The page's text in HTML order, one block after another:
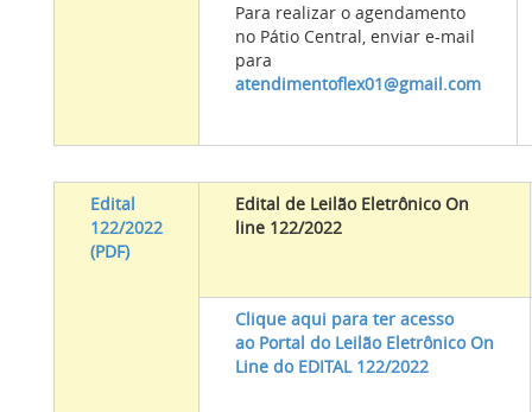
Para realizar o agendamento
no Pátio Central, enviar e-mail
para
atendimentoflex01@gmail.com
Edital
122/2022
(PDF)
Edital de Leilão Eletrônico On
line 122/2022
Clique aqui para ter acesso
ao Portal do Leilão Eletrônico On
Line do EDITAL 122/2022